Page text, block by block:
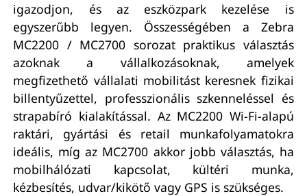
igazodjon, és az eszközpark kezelése is
egyszerűbb legyen. Összességében a Zebra
MC2200 / MC2700 sorozat praktikus választás
azoknak a vállalkozásoknak, amelyek
megfizethető vállalati mobilitást keresnek fizikai
billentyűzettel, professzionális szkenneléssel és
strapabíró kialakítással. Az MC2200 Wi-Fi-alapú
raktári, gyártási és retail munkafolyamatokra
ideális, míg az MC2700 akkor jobb választás, ha
mobilhálózati kapcsolat, kültéri munka,
kézbesítés, udvar/kikötő vagy GPS is szükséges.